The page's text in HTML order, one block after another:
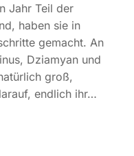
Jahr Teil der
haben sie in
gemacht. An
Dziamyan und
groß,
endlich ihr…